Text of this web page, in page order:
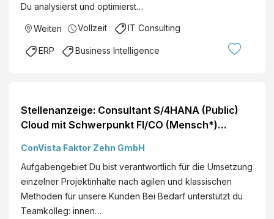
Du analysierst und optimierst…
Weiten Vollzeit IT Consulting
ERP Business Intelligence
Stellenanzeige: Consultant S/4HANA (Public)
Cloud mit Schwerpunkt FI/CO (Mensch*)
ConVista Faktor Zehn GmbH
Aufgabengebiet Du bist verantwortlich für die Umsetzung
einzelner Projektinhalte nach agilen und klassischen
Methoden für unsere Kunden Bei Bedarf unterstützt du
Teamkolleg: innen…